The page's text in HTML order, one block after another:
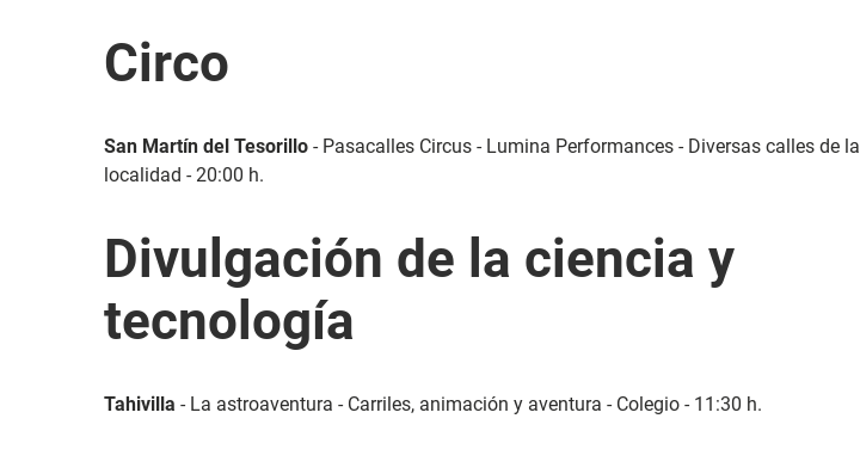
Circo
San Martín del Tesorillo - Pasacalles Circus - Lumina Performances - Diversas calles de la
localidad - 20:00 h.
Divulgación de la ciencia y
tecnología
Tahivilla - La astroaventura - Carriles, animación y aventura - Colegio - 11:30 h.